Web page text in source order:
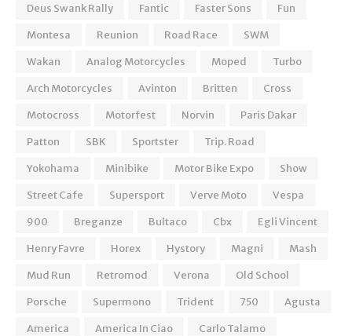
Deus Swank Rally
Fantic Faster Sons
Fun
Montesa
Reunion Road Race
SWM
Wakan
Analog Motorcycles Moped
Turbo
Arch Motorcycles
Avinton Britten
Cross
Motocross
Motorfest Norvin
Paris Dakar
Patton
SBK Sportster
Trip. Road
Yokohama
Minibike Motor Bike Expo
Show
Street Cafe
Supersport Verve Moto
Vespa
900
Breganze Bultaco Cbx
Egli Vincent
Henry Favre
Horex Hystory Magni
Mash
Mud Run
Retromod Verona
Old School
Porsche
Supermono Trident 750
Agusta
America
America In Ciao
Carlo Talamo